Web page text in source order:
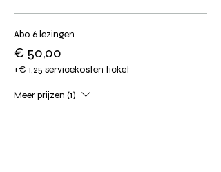
Abo 6 lezingen
€ 50,00
+€ 1,25 servicekosten ticket
Meer prijzen (1)